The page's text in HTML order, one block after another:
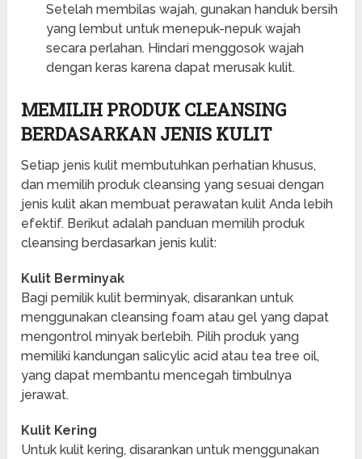
Setelah membilas wajah, gunakan handuk bersih
yang lembut untuk menepuk-nepuk wajah
secara perlahan. Hindari menggosok wajah
dengan keras karena dapat merusak kulit.
MEMILIH PRODUK CLEANSING
BERDASARKAN JENIS KULIT
Setiap jenis kulit membutuhkan perhatian khusus,
dan memilih produk cleansing yang sesuai dengan
jenis kulit akan membuat perawatan kulit Anda lebih
efektif. Berikut adalah panduan memilih produk
cleansing berdasarkan jenis kulit:
Kulit Berminyak
Bagi pemilik kulit berminyak, disarankan untuk
menggunakan cleansing foam atau gel yang dapat
mengontrol minyak berlebih. Pilih produk yang
memiliki kandungan salicylic acid atau tea tree oil,
yang dapat membantu mencegah timbulnya
jerawat.
Kulit Kering
Untuk kulit kering, disarankan untuk menggunakan